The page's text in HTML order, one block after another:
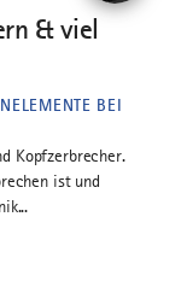
& viel
BEI
Kopfzerbrecher.
ist und